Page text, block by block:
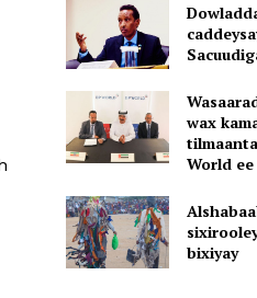
wax
World
bixiyay